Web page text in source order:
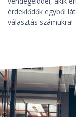
érdeklődők egyből
választás számukra!